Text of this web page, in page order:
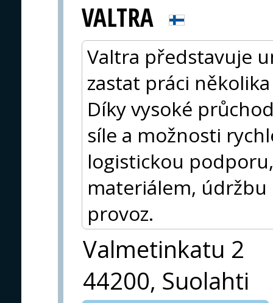
VALTRA
Valtra představuje
zastat práci
Díky vysoké
síle a možnosti
logistickou
materiálem,
provoz.
Valmetinkatu 2
44200, Suolahti